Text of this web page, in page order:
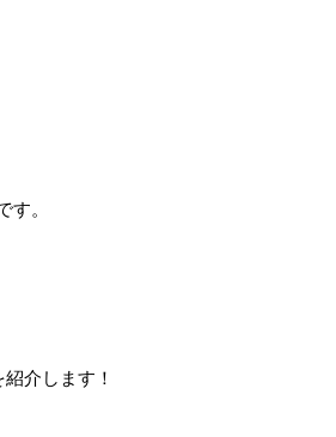
。
紹介します！